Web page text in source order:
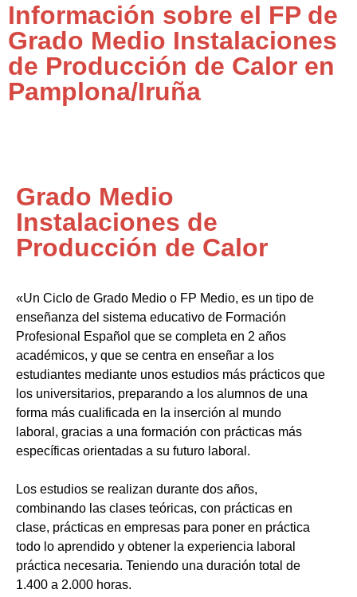
Información sobre el FP de
Grado Medio Instalaciones
de Producción de Calor en
Pamplona/Iruña
Grado Medio
Instalaciones de
Producción de Calor
«Un Ciclo de Grado Medio o FP Medio, es un tipo de
enseñanza del sistema educativo de Formación
Profesional Español que se completa en 2 años
académicos, y que se centra en enseñar a los
estudiantes mediante unos estudios más prácticos que
los universitarios, preparando a los alumnos de una
forma más cualificada en la inserción al mundo
laboral, gracias a una formación con prácticas más
específicas orientadas a su futuro laboral.
Los estudios se realizan durante dos años,
combinando las clases teóricas, con prácticas en
clase, prácticas en empresas para poner en práctica
todo lo aprendido y obtener la experiencia laboral
práctica necesaria. Teniendo una duración total de
1.400 a 2.000 horas.